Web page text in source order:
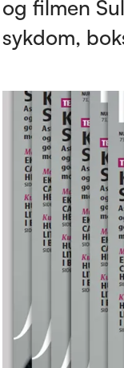
og filmen
sykdom,